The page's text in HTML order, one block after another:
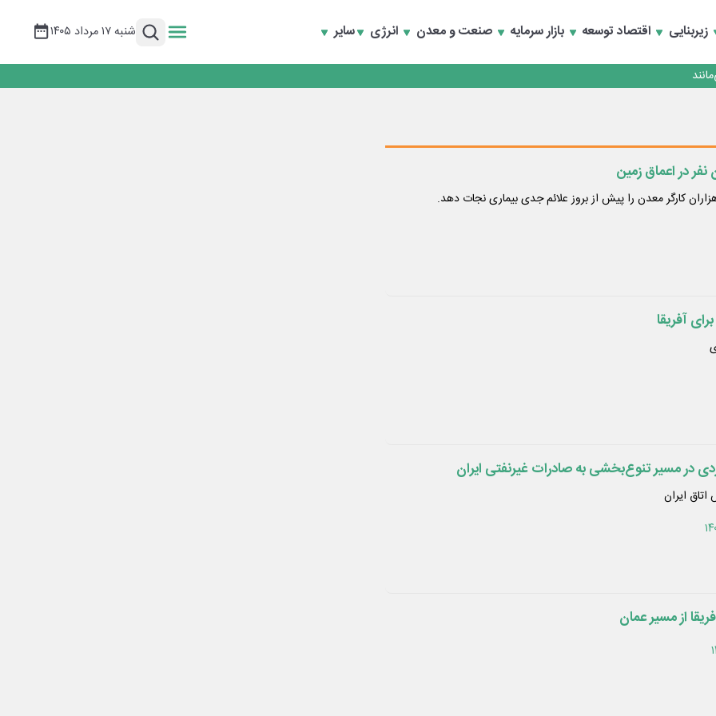
زیربنایی اقتصاد توسعه بازار سرمایه صنعت و معدن انرژی سایر شنبه ۱۷ مرداد ۱۴۰۵
کارگر معدن را پیش از بروز علائم جدی بیماری نجات دهد.
آفریقا
در مسیر تنوع‌بخشی به صادرات غیرنفتی ایران
ایران
از مسیر عمان